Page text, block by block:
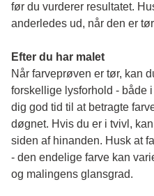
før du vurderer resultatet.
anderledes ud, når den er
Efter du har malet
Når farveprøven er tør, kan
forskellige lysforhold - både
dig god tid til at betragte
døgnet. Hvis du er i tvivl,
siden af hinanden. Husk at
- den endelige farve kan
og malingens glansgrad.